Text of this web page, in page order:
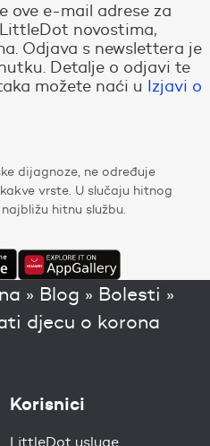
ove e-mail adrese za
novostima,
Odjava s newslettera je
Detalje o odjavi te
možete naći u Izjavi o
dijagnoze, ne određuje
vrste. U slučaju hitnog
hitnu službu.
» Blog » Bolesti »
djecu o korona
Korisnici
LittleDot usluge